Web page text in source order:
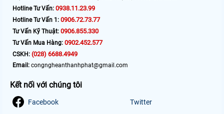
Hotline Tư Vấn: 0938.11.23.99
Hotline Tư Vấn 1: 0906.72.73.77
Tư Vấn Kỹ Thuật: 0906.855.330
Tư Vấn Mua Hàng: 0902.452.577
CSKH: (028) 6688.4949
Email: congngheanthanhphat@gmail.com
Kết nối với chúng tôi
Facebook Twitter